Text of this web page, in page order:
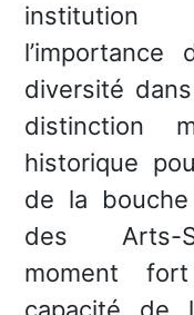
institution
diversité
distinction
historique
de la bouche
des Arts-
moment